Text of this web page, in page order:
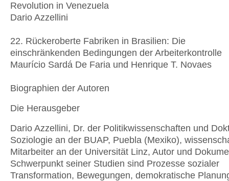
Revolution in Venezuela
Dario Azzellini
22. Rückeroberte Fabriken in Brasilien: Die
einschränkenden Bedingungen der Arbeiterkontrolle
Maurício Sardá De Faria und Henrique T. Novaes
Biographien der Autoren
Die Herausgeber
Dario Azzellini, Dr. der Politikwissenschaften und
Soziologie an der BUAP, Puebla (Mexiko),
Mitarbeiter an der Universität Linz, Autor und
Schwerpunkt seiner Studien sind Prozesse sozialer
Transformation, Bewegungen, demokratische